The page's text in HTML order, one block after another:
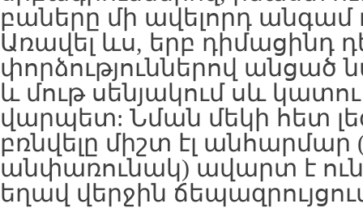
բաները մի ավելորդ անգամ
Առավել ևս, երբ դիմացինդ
փորձություններով անցած
և մութ սենյակում սև կատու
վարպետ: Նման մեկի հետ
բռնվելը միշտ էլ անհարմար
անփառունակ) ավարտ է
եղավ վերջին